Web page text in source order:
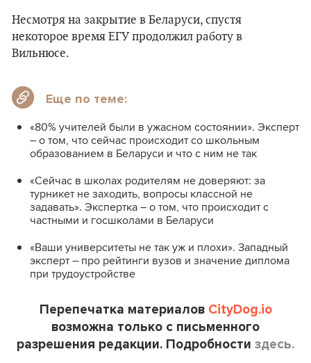
Несмотря на закрытие в Беларуси, спустя
некоторое время ЕГУ продолжил работу в
Вильнюсе.
Еще по теме:
«80% учителей были в ужасном состоянии». Эксперт
– о том, что сейчас происходит со школьным
образованием в Беларуси и что с ним не так
«Сейчас в школах родителям не доверяют: за
турникет не заходить, вопросы классной не
задавать». Экспертка – о том, что происходит с
частными и госшколами в Беларуси
«Ваши университеты не так уж и плохи». Западный
эксперт – про рейтинги вузов и значение диплома
при трудоустройстве
Перепечатка материалов CityDog.io
возможна только с письменного
разрешения редакции. Подробности здесь.